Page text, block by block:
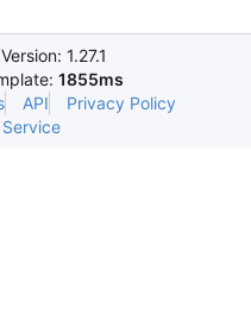
Version: 1.27.1
1855ms
API
Privacy Policy